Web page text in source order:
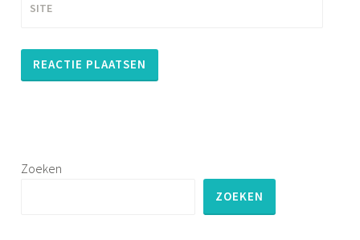
SITE
Zoeken
ZOEKEN